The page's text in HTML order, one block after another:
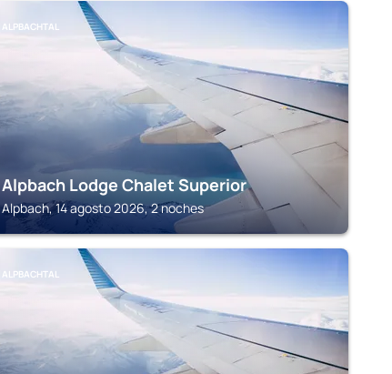
ALPBACHTAL
Alpbach Lodge Chalet Superior
Alpbach, 14 agosto 2026, 2 noches
ALPBACHTAL